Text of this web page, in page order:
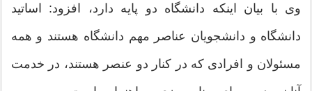
وی با بیان اینکه دانشگاه دو پایه دارد، افزود: اساتید
دانشگاه و دانشجویان عناصر مهم دانشگاه هستند و همه
مسئولان و افرادی که در کنار دو عنصر هستند، در خدمت